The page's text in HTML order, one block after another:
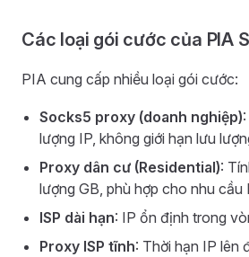
Các loại gói cước của PIA
PIA cung cấp nhiều loại gói cước:
Socks5 proxy (doanh nghiệp)
lượng IP, không giới hạn lưu
Proxy dân cư (Residential):
lượng GB, phù hợp cho nhu cầu
ISP dài hạn: IP ổn định trong
Proxy ISP tĩnh: Thời hạn IP lên